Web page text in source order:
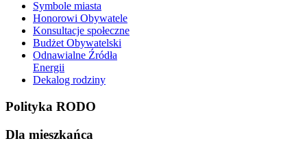
Symbole miasta
Honorowi Obywatele
Konsultacje społeczne
Budżet Obywatelski
Odnawialne Źródła
Energii
Dekalog rodziny
Polityka RODO
Dla mieszkańca